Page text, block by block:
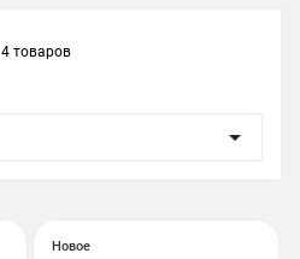
4 товаров

Новое